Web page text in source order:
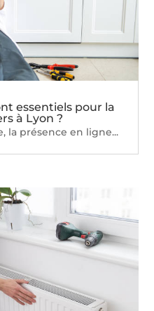
essentiels pour la
à Lyon ?
la présence en ligne...